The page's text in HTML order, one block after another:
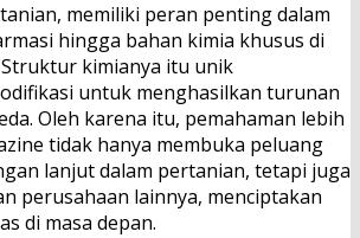
memiliki peran penting dalam
hingga bahan kimia khusus di
kimianya itu unik
untuk menghasilkan turunan
Oleh karena itu, pemahaman lebih
tidak hanya membuka peluang
lanjut dalam pertanian, tetapi juga
perusahaan lainnya, menciptakan
di masa depan.